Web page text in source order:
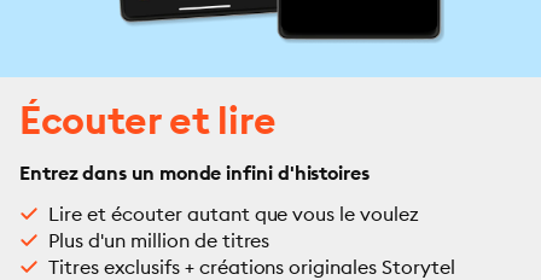
Écouter et lire
Entrez dans un monde infini d'histoires
Lire et écouter autant que vous le voulez
Plus d'un million de titres
Titres exclusifs + créations originales Storytel